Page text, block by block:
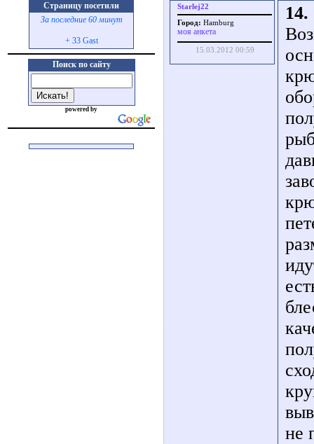
Страницу посетили
За последние 60 минут
+ 33 Gast
Поиск по сайту
powered by
Starlej22
Город: Hamburg
моя анкета
15.03.2012 00:59
14.
не